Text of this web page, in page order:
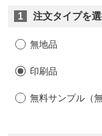
1 注文タイプを
無地品
印刷品
無料サンプル（無